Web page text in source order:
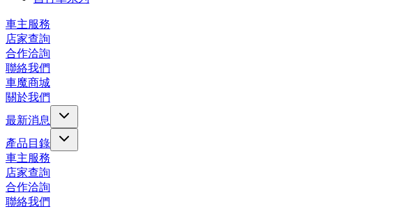
車主服務
店家查詢
合作洽詢
聯絡我們
車魔商城
關於我們
最新消息
產品目錄
車主服務
店家查詢
合作洽詢
聯絡我們